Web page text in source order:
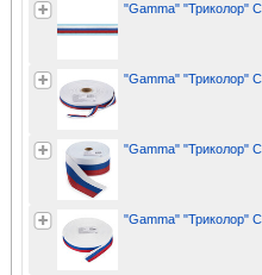
"Gamma" "Триколор"
"Gamma" "Триколор"
"Gamma" "Триколор"
"Gamma" "Триколор"